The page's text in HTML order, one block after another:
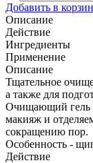
Добавить в
Описание
Действие
Ингредиенты
Применение
Описание
Тщательное
а также для
Очищающий гель
макияж и
сокращению пор.
Особенность -
Действие